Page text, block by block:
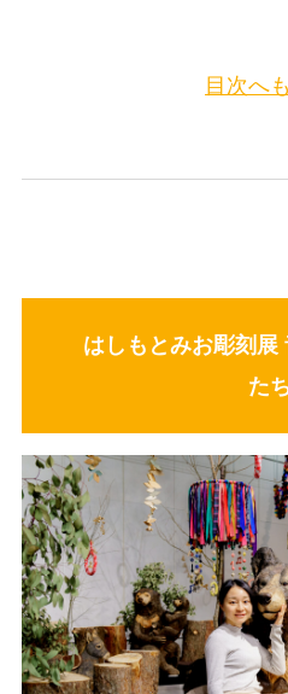
目次へ
はしもとみお彫刻展
た